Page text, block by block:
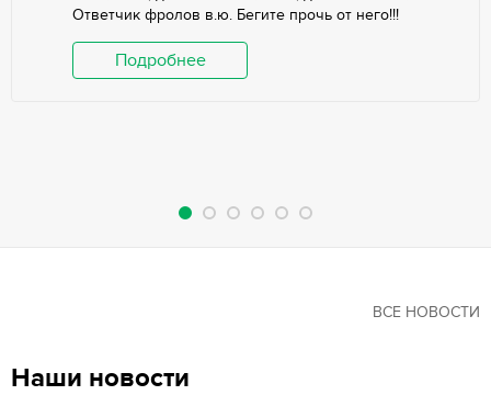
Ответчик фролов в.ю. Бегите прочь от него!!!
Подробнее
Наши новости
ВСЕ НОВОСТИ